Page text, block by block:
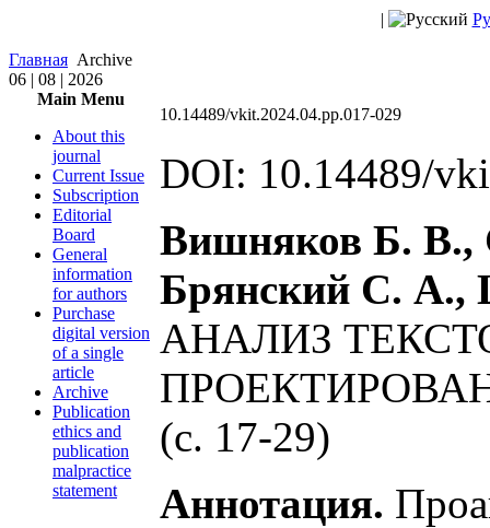
|
Главная Archive
06 | 08 | 2026
Main Menu
About this
journal
Current Issue
Subscription
Editorial
Board
General
information
for authors
Purchase
digital version
of a single
article
Archive
Publication
ethics and
publication
malpractice
statement
10.14489/vkit.2024.04.pp.017-029
DOI: 10.14489/
Вишняков Б. В.,
Брянский С. А.,
АНАЛИЗ
(c. 17-29)
Аннотация.